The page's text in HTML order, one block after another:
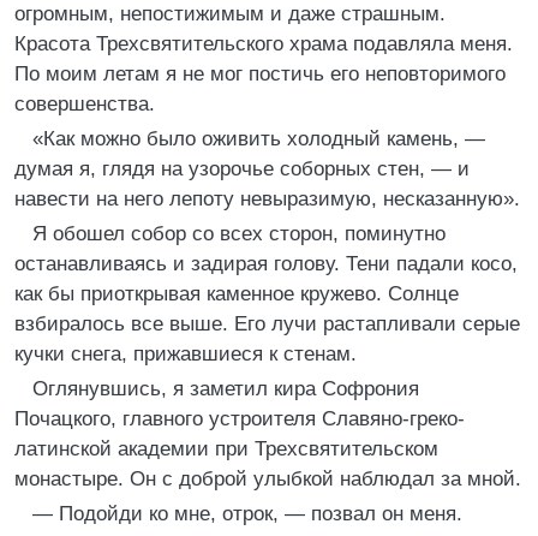
огромным, непостижимым и даже страшным.
Красота Трехсвятительского храма подавляла меня.
По моим летам я не мог постичь его неповторимого
совершенства.
«Как можно было оживить холодный камень, —
думая я, глядя на узорочье соборных стен, — и
навести на него лепоту невыразимую, несказанную».
Я обошел собор со всех сторон, поминутно
останавливаясь и задирая голову. Тени падали косо,
как бы приоткрывая каменное кружево. Солнце
взбиралось все выше. Его лучи растапливали серые
кучки снега, прижавшиеся к стенам.
Оглянувшись, я заметил кира Софрония
Почацкого, главного устроителя Славяно-греко-
латинской академии при Трехсвятительском
монастыре. Он с доброй улыбкой наблюдал за мной.
— Подойди ко мне, отрок, — позвал он меня.